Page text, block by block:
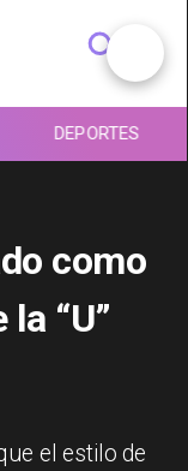
DEPORTES
como
“U”
el estilo de